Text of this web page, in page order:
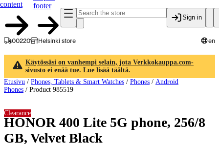
content
footer
Sign in
00220 Helsinki store en
Käytössäsi on vanhempi selain, jota Verkkokauppa.com-
sivusto ei enää tue. Lue lisää täältä.
Etusivu / Phones, Tablets & Smart Watches / Phones / Android
Phones / Product 985519
HONOR 400 Lite 5G phone, 256/8
GB, Velvet Black
Clearance